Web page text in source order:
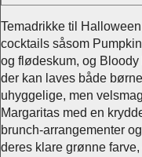
Temadrikke til
cocktails såsom
og flødeskum, og
der kan laves både
uhyggelige, men
Margaritas med en
brunch-arrangementer
deres klare grønne